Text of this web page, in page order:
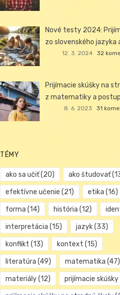
Nové testy 2024:
zo slovenského
12. 3. 2024 32
Prijímacie skúšky na
z matematiky a
8. 6. 2023 31
TÉMY
ako sa učiť(20) ako študovať
efektívne učenie (21) etika (16)
forma (14) história (12)
interpretácia (15) jazyk(33)
konflikt (13) kontext (15)
literatúra (49) matematika (47)
materiály(12) prijímacie skúšky